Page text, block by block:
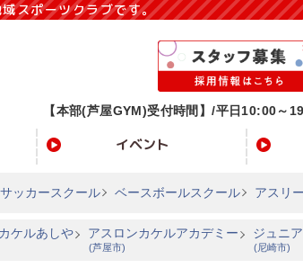
スポーツクラブです。
【本部(芦屋GYM)受付時間】/平日10:00～
イベント
サッカースクール ベースボールスクール アスリ
ケルあしや アスロンカケルアカデミー
(芦屋市)
ジュニ
(尼崎市)